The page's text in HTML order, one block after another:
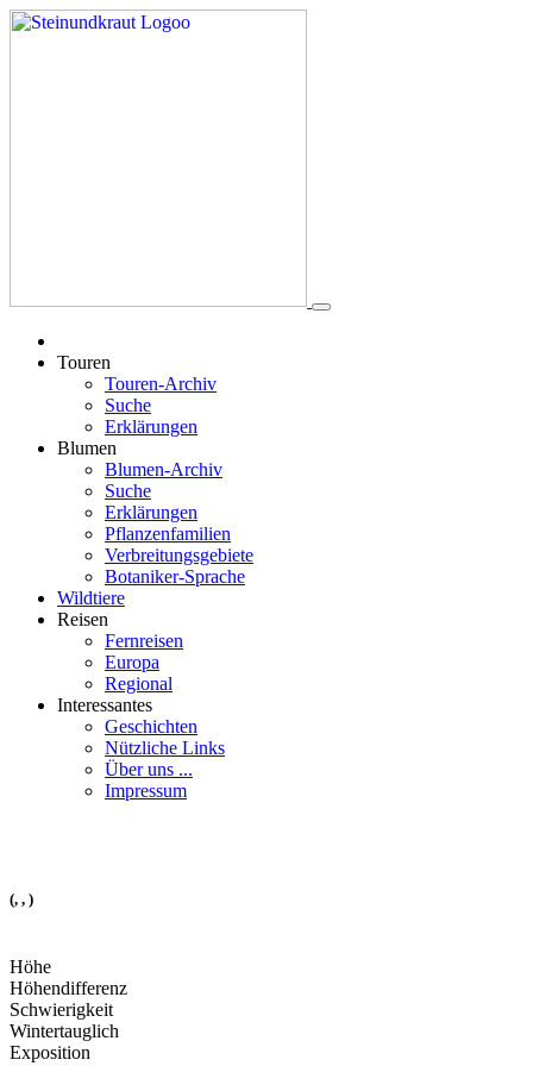
Touren
Touren-Archiv
Suche
Erklärungen
Blumen
Blumen-Archiv
Suche
Erklärungen
Pflanzenfamilien
Verbreitungsgebiete
Botaniker-Sprache
Wildtiere
Reisen
Fernreisen
Europa
Regional
Interessantes
Geschichten
Nützliche Links
Über uns ...
Impressum
(, , )
Höhe
Höhendifferenz
Schwierigkeit
Wintertauglich
Exposition